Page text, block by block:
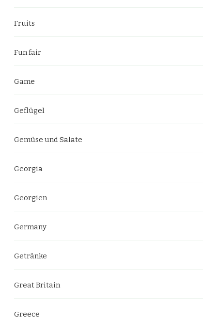
Fruits
Fun fair
Game
Geflügel
Gemüse und Salate
Georgia
Georgien
Germany
Getränke
Great Britain
Greece